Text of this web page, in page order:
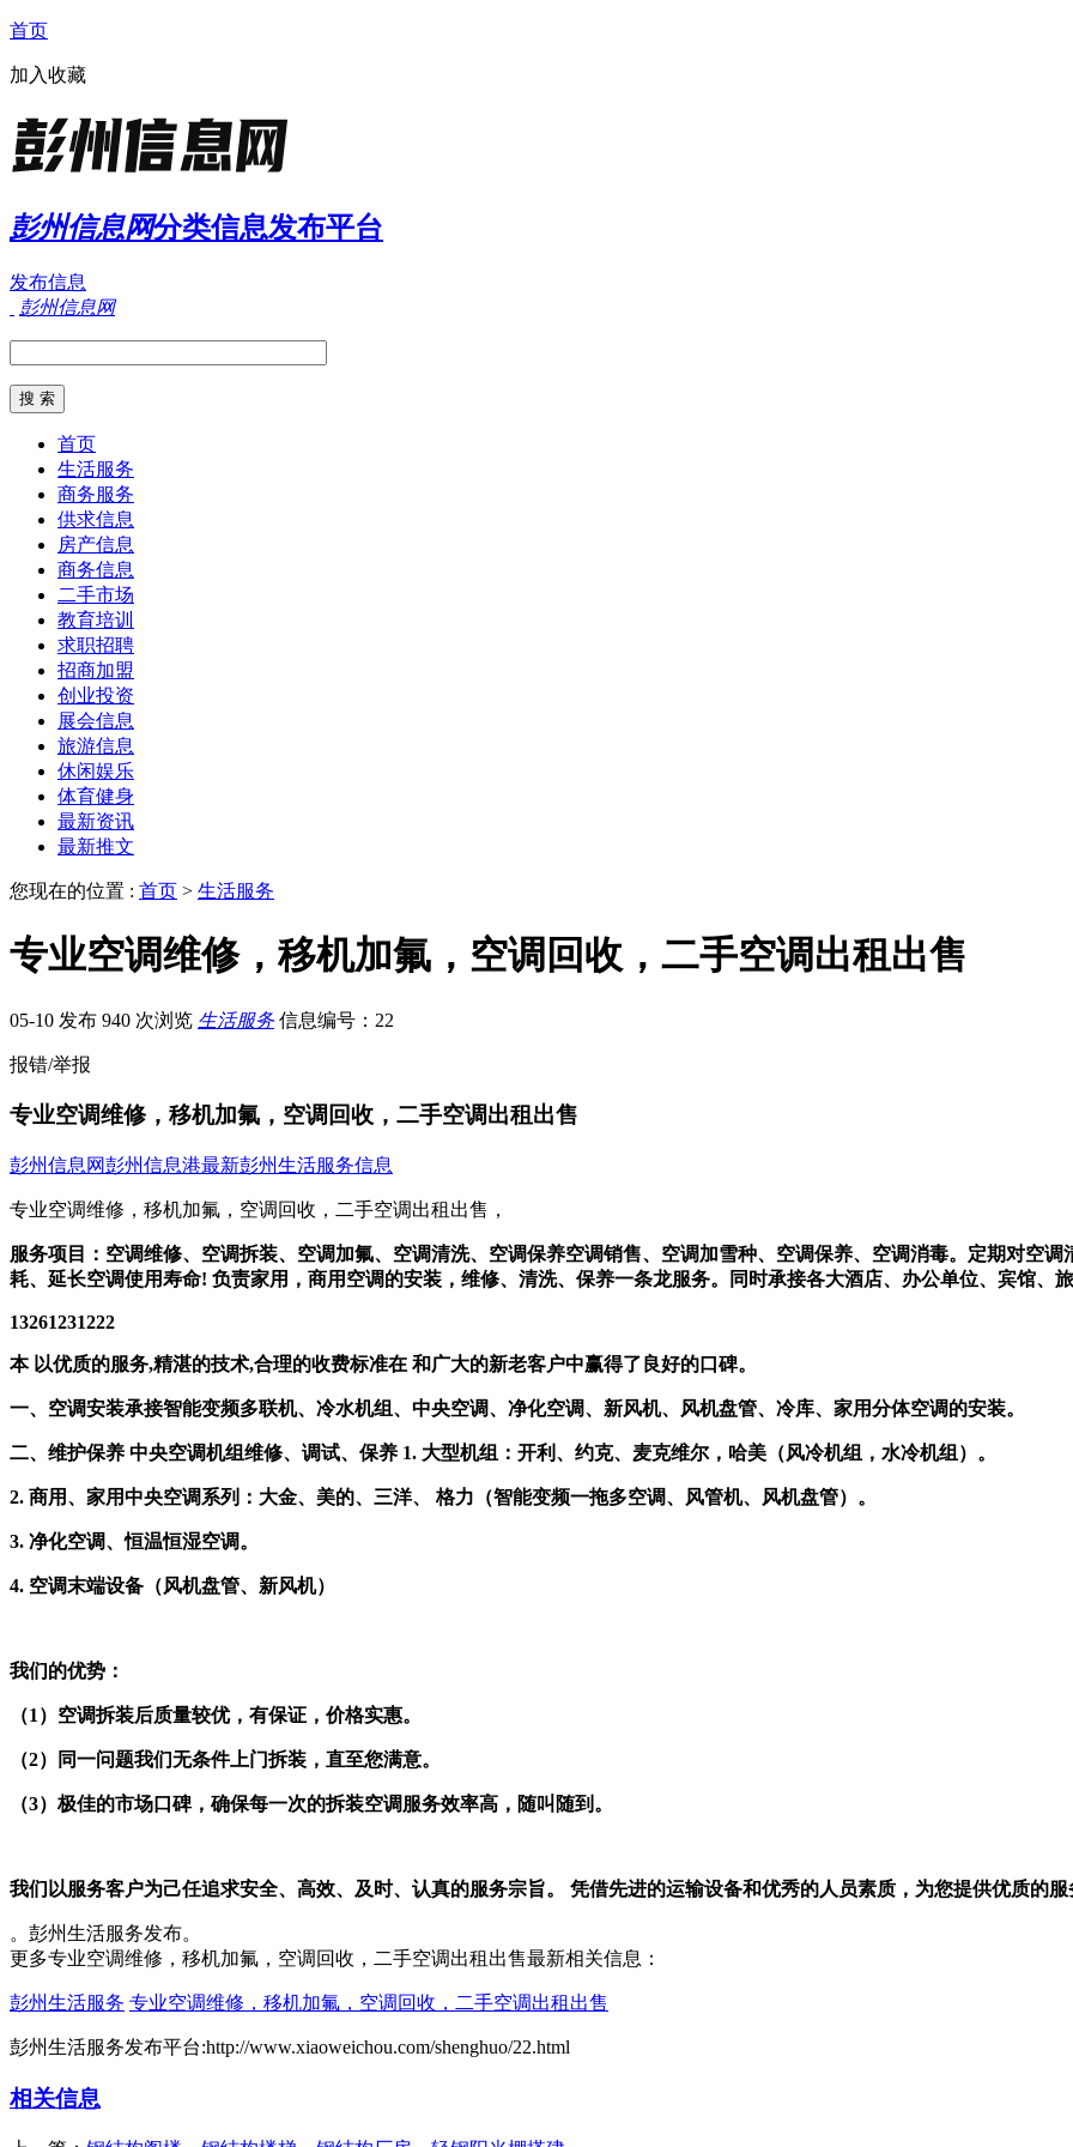
首页
加入收藏
彭州信息网分类信息发布平台
发布信息
彭州信息网
首页
生活服务
商务服务
供求信息
房产信息
商务信息
二手市场
教育培训
求职招聘
招商加盟
创业投资
展会信息
旅游信息
休闲娱乐
体育健身
最新资讯
最新推文
您现在的位置 : 首页 > 生活服务
专业空调维修，移机加氟，空调回收，二手空调出租出售
05-10 发布 940 次浏览 生活服务 信息编号：22
报错/举报
专业空调维修，移机加氟，空调回收，二手空调出租出售
彭州信息网彭州信息港最新彭州生活服务信息
专业空调维修，移机加氟，空调回收，二手空调出租出售，
服务项目：空调维修、空调拆装、空调加氟、空调清洗、空调保养空调销售、空调加雪种、空调保养、空调消毒。定期对空
耗、延长空调使用寿命! 负责家用，商用空调的安装，维修、清洗、保养一条龙服务。同时承接各大酒店、办公单位、宾馆、
13261231222
本 以优质的服务,精湛的技术,合理的收费标准在 和广大的新老客户中赢得了良好的口碑。
一、空调安装承接智能变频多联机、冷水机组、中央空调、净化空调、新风机、风机盘管、冷库、家用分体空调的安装。
二、维护保养 中央空调机组维修、调试、保养 1. 大型机组：开利、约克、麦克维尔，哈美（风冷机组，水冷机组）。
2. 商用、家用中央空调系列：大金、美的、三洋、 格力（智能变频一拖多空调、风管机、风机盘管）。
3. 净化空调、恒温恒湿空调。
4. 空调末端设备（风机盘管、新风机）
我们的优势：
（1）空调拆装后质量较优，有保证，价格实惠。
（2）同一问题我们无条件上门拆装，直至您满意。
（3）极佳的市场口碑，确保每一次的拆装空调服务效率高，随叫随到。
我们以服务客户为己任追求安全、高效、及时、认真的服务宗旨。 凭借先进的运输设备和优秀的人员素质，为您提供优质的服
。彭州生活服务发布。
更多专业空调维修，移机加氟，空调回收，二手空调出租出售最新相关信息：
彭州生活服务 专业空调维修，移机加氟，空调回收，二手空调出租出售
彭州生活服务发布平台:http://www.xiaoweichou.com/shenghuo/22.html
相关信息